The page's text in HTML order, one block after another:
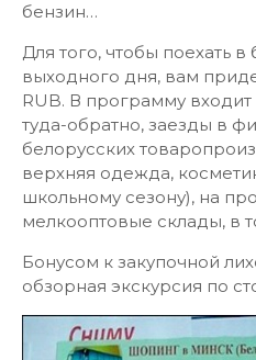
бензин…
Для того, чтобы поехать
выходного дня, вам
RUB. В программу
туда-обратно, заезды в
белорусских
верхняя одежда,
школьному сезону), на
мелкооптовые склады, в
Бонусом к закупочной
обзорная экскурсия по